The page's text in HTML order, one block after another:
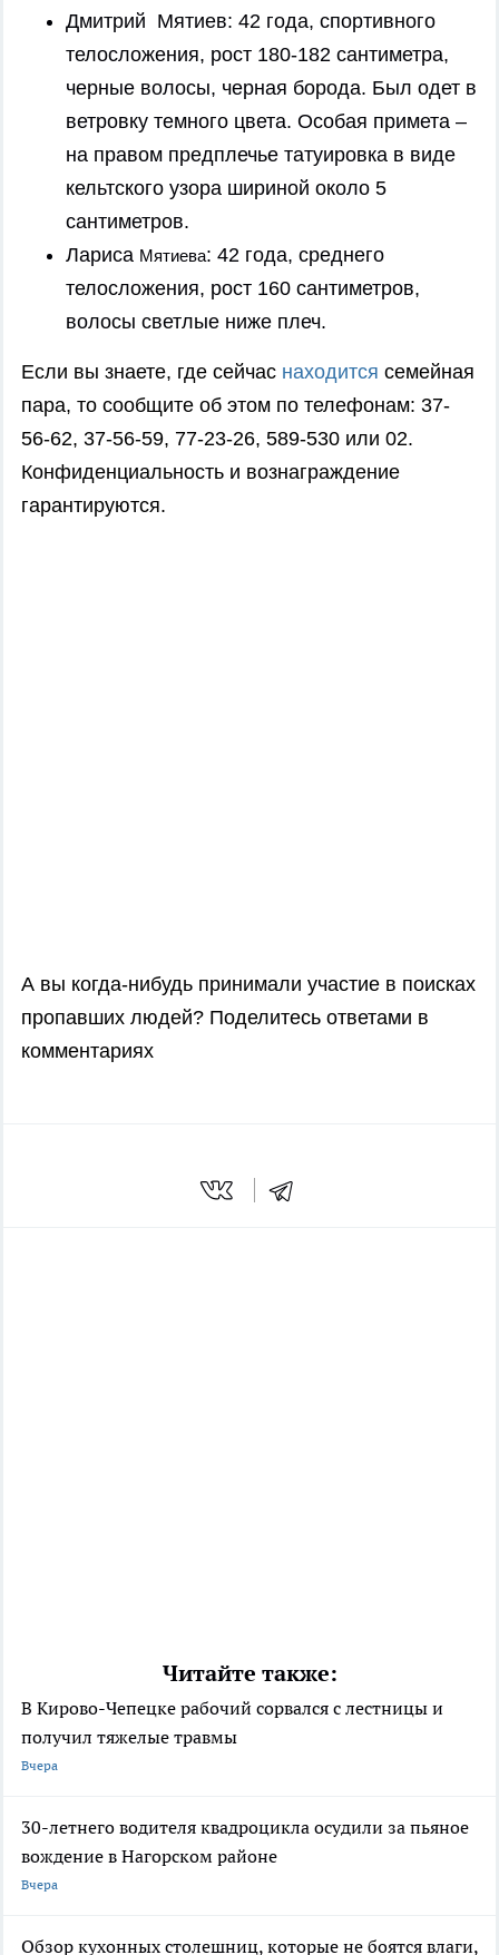
Дмитрий Мятиев: 42 года, спортивного
телосложения, рост 180-182 сантиметра,
черные волосы, черная борода. Был одет в
ветровку темного цвета. Особая примета –
на правом предплечье татуировка в виде
кельтского узора шириной около 5
сантиметров.
Лариса Мятиева: 42 года, среднего
телосложения, рост 160 сантиметров,
волосы светлые ниже плеч.
Если вы знаете, где сейчас находится семейная
пара, то сообщите об этом по телефонам: 37-
56-62, 37-56-59, 77-23-26, 589-530 или 02.
Конфиденциальность и вознаграждение
гарантируются.
А вы когда-нибудь принимали участие в поисках
пропавших людей? Поделитесь ответами в
комментариях
Читайте также:
В Кирово-Чепецке рабочий сорвался с лестницы и
получил тяжелые травмы
Вчера
30-летнего водителя квадроцикла осудили за пьяное
вождение в Нагорском районе
Вчера
Обзор кухонных столешниц, которые не боятся влаги,